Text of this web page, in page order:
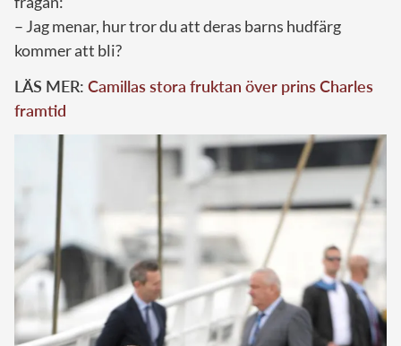
– Jag menar, hur tror du att deras barns hudfärg
kommer att bli?
LÄS MER: Camillas stora fruktan över prins Charles
framtid